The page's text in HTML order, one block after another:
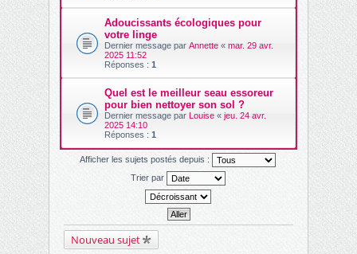
Adoucissants écologiques pour
votre linge
Dernier message par Annette « mar. 29 avr.
2025 11:52
Réponses : 1
Quel est le meilleur seau essoreur
pour bien nettoyer son sol ?
Dernier message par Louise « jeu. 24 avr.
2025 14:10
Réponses : 1
Afficher les sujets postés depuis :
Trier par
Nouveau sujet